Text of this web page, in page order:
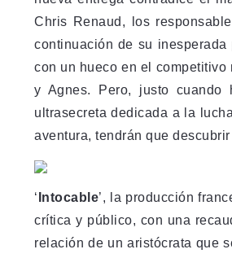
Chris Renaud, los
continuación de su
con un hueco en el
y Agnes. Pero, justo cuando
ultrasecreta dedicada a la
aventura, tendrán que
‘ Intocable’, la producción
crítica y público, con una
relación de un aristócrata que